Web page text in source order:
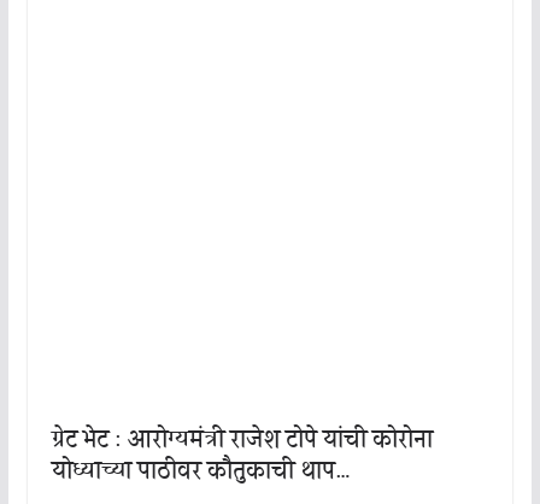
ग्रेट भेट : आरोग्यमंत्री राजेश टोपे यांची कोरोना
योध्याच्या पाठीवर कौतुकाची थाप…